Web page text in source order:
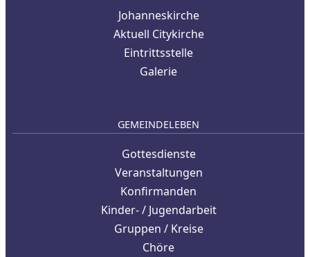
Johanneskirche
Aktuell Citykirche
Eintrittsstelle
Galerie
GEMEINDELEBEN
Gottesdienste
Veranstaltungen
Konfirmanden
Kinder- / Jugendarbeit
Gruppen / Kreise
Chöre